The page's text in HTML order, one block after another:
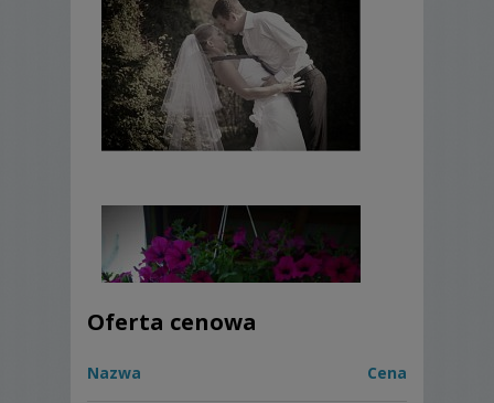
Oferta cenowa
Nazwa Cena